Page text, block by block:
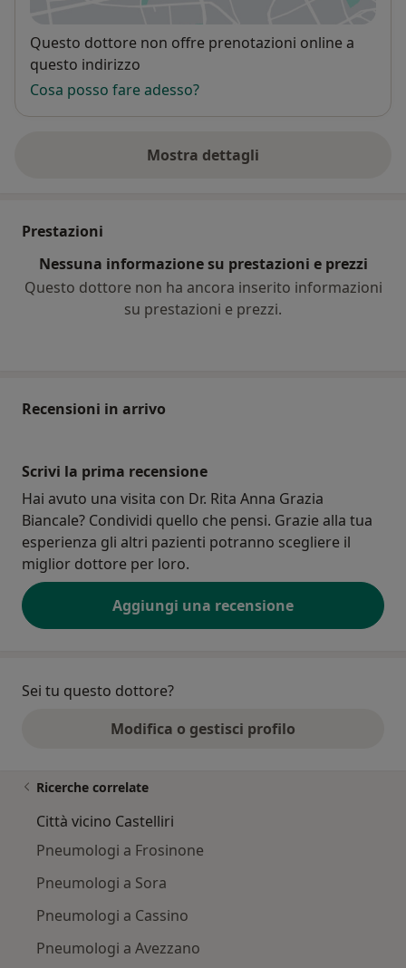
Disponibilità
Questo dottore non offre prenotazioni online a
questo indirizzo
Cosa posso fare adesso?
Mostra dettagli
sull'indirizzo
Prestazioni
Nessuna informazione su prestazioni e prezzi
Questo dottore non ha ancora inserito informazioni
su prestazioni e prezzi.
Recensioni in arrivo
Scrivi la prima recensione
Hai avuto una visita con Dr. Rita Anna Grazia
Biancale? Condividi quello che pensi. Grazie alla tua
esperienza gli altri pazienti potranno scegliere il
miglior dottore per loro.
Aggiungi una recensione
Sei tu questo dottore?
Modifica o gestisci profilo
Ricerche correlate
Città vicino Castelliri
Pneumologi a Frosinone
Pneumologi a Sora
Pneumologi a Cassino
Pneumologi a Avezzano